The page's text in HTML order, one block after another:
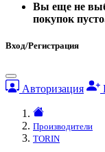
Вы еще не
покупок
Вход/Регистрация
Авторизация
Производители
TORIN